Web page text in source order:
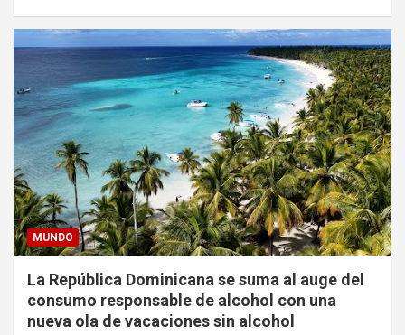
MUNDO
La República Dominicana se suma al auge del
consumo responsable de alcohol con una
nueva ola de vacaciones sin alcohol